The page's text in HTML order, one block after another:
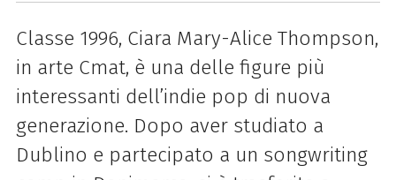
Classe 1996, Ciara Mary-Alice Thompson,
in arte Cmat, è una delle figure più
interessanti dell’indie pop di nuova
generazione. Dopo aver studiato a
Dublino e partecipato a un songwriting